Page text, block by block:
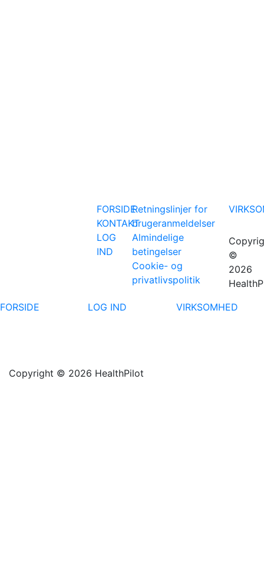
FORSIDE
KONTAKT
LOG
IND
Retningslinjer for
brugeranmeldelser
Almindelige
betingelser
Cookie- og
privatlivspolitik
©
2026
FORSIDE
LOG IND VIRKSOMHED
Copyright © 2026 HealthPilot